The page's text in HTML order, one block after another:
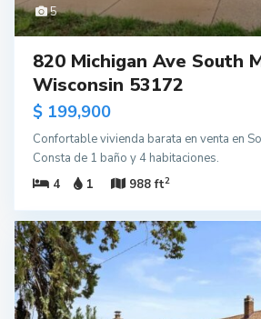
5
820 Michigan Ave South
Wisconsin 53172
$ 199,900
Confortable vivienda barata en venta en
Consta de 1 baño y 4 habitaciones.
4
1 988 ft2